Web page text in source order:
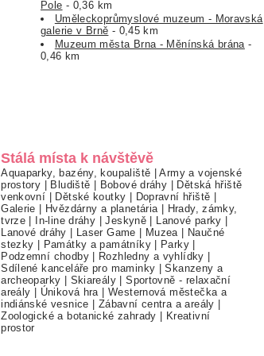
Pole - 0,36 km
Uměleckoprůmyslové muzeum - Moravská
galerie v Brně - 0,45 km
Muzeum města Brna - Měnínská brána-
0,46 km
Stálá místa k návštěvě
Aquaparky, bazény, koupaliště |Army a vojenské
prostory | Bludiště | Bobové dráhy | Dětská hřiště
venkovní | Dětské koutky | Dopravní hřiště |
Galerie | Hvězdárny a planetária | Hrady, zámky,
tvrze | In-line dráhy |Jeskyně | Lanové parky |
Lanové dráhy | Laser Game | Muzea | Naučné
stezky | Památky a památníky| Parky |
Podzemní chodby| Rozhledny a vyhlídky |
Sdílené kanceláře pro maminky |Skanzeny a
archeoparky | Skiareály |Sportovně - relaxační
areály | Úniková hra |Westernová městečka a
indiánské vesnice | Zábavní centra a areály |
Zoologické a botanické zahrady | Kreativní
prostor